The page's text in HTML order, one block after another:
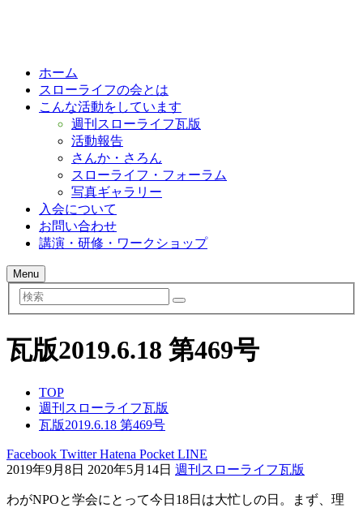
ホーム
スローライフの会とは
こんな活動をしています
週刊スローライフ瓦版
活動報告
さんか・さろん
スローライフ・フォーラム
写真ギャラリー
入会について
お問い合わせ
講演・研修・ワークショップ
Menu
検
索
瓦版2019.6.18 第469号
TOP
週刊スローライフ瓦版
瓦版2019.6.18 第469号
Facebook TwitterHatena Pocket LINE
2019年9月8日 2020年5月14日 週刊スローライフ瓦版
わがNPOと学会にとって今日18日は大忙しの日。まず、理